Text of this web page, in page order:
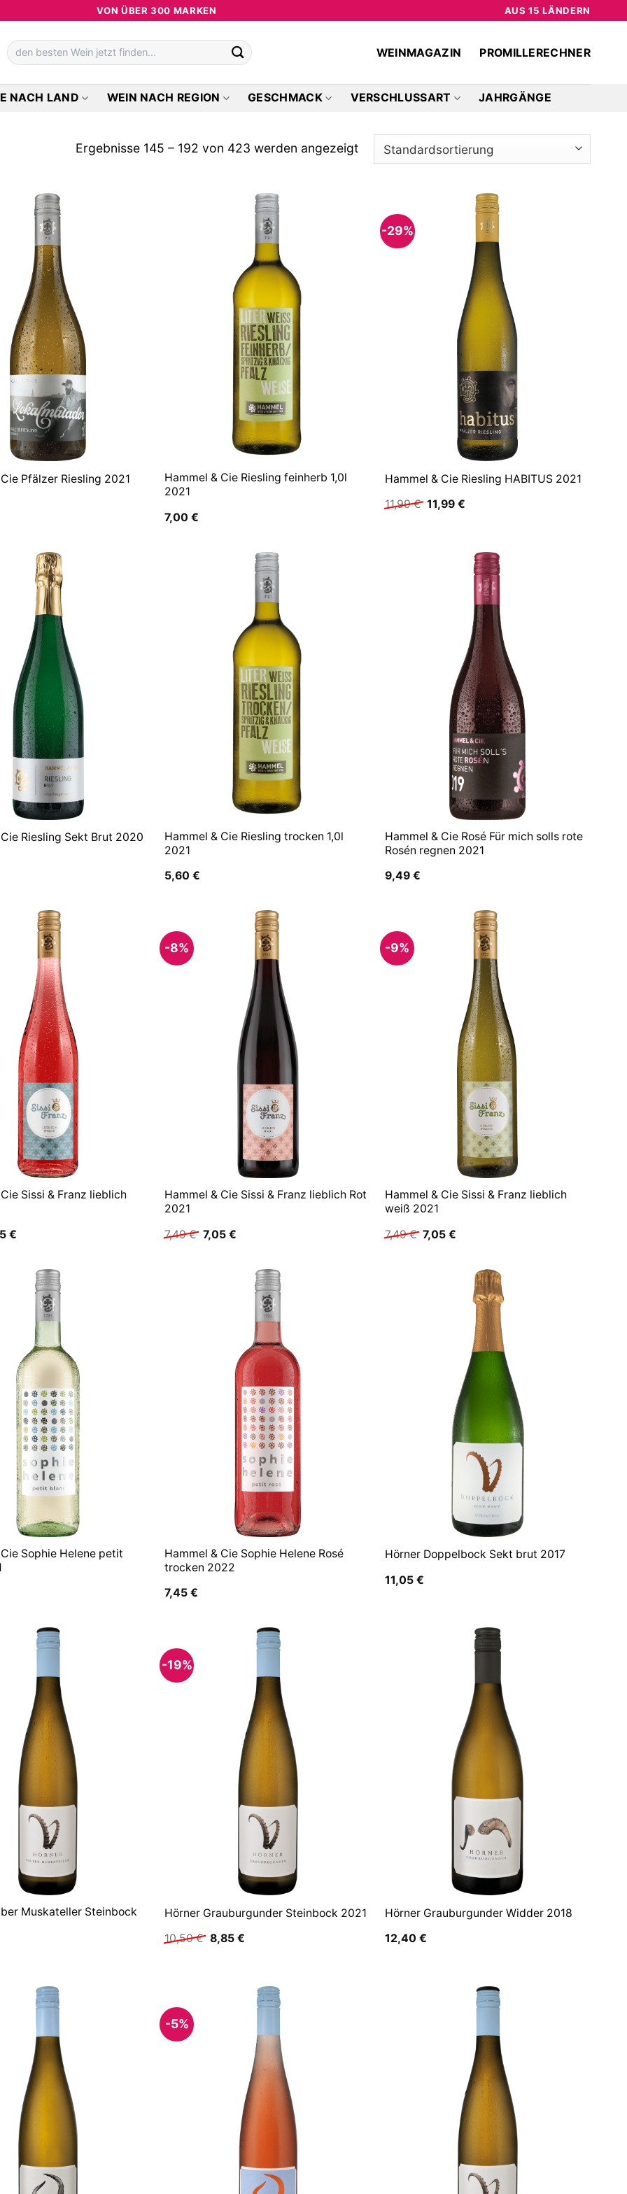
VON ÜBER 300 MARKEN AUS 15 LÄNDERN
Suchen
nach:
WEINMAGAZIN PROMILLERECHNER
NACH LAND WEIN NACH REGION GESCHMACK VERSCHLUSSART JAHRGÄNGE
Ergebnisse 145 – 192 von 423 werden angezeigt
Pfälzer Riesling 2021
Hammel & Cie Riesling feinherb 1,0l
2021
7,00€
-29%
Hammel & Cie Riesling HABITUS 2021
11,99€ Ursprünglicher
Preis
11,99€
Riesling Sekt Brut 2020
Hammel & Cie Riesling trocken 1,0l
2021
5,60€
Hammel & Cie Rosé Für mich solls rote
Rosén regnen 2021
9,49 €
Sissi & Franz lieblich
€
-8%
Hammel & Cie Sissi & Franz lieblich Rot
2021
7,49€ Ursprünglicher
Preis
7,05€
-9%
Hammel & Cie Sissi & Franz lieblich
weiß 2021
7,49€ Ursprünglicher
Preis
7,05€
Sophie Helene petit
Hammel & Cie Sophie Helene Rosé
trocken 2022
7,45€
Hörner Doppelbock Sekt brut 2017
11,05 €
Muskateller Steinbock
-19%
Hörner Grauburgunder Steinbock 2021
10,50€ Ursprünglicher
Preis
8,85€
Hörner Grauburgunder Widder 2018
12,40 €
-5%